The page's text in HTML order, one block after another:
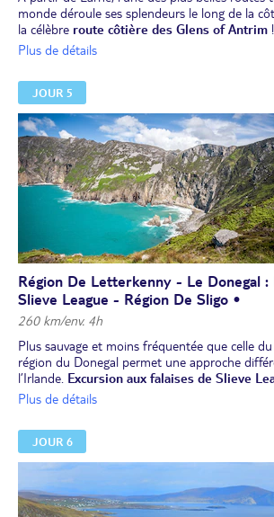
monde déroule ses splendeurs le long de la
la célèbre route côtière des Glens of Antrim
la mer, les vallons ou les hautes terres de
L’après-midi,
interactif
Arrivée àDerryetpetit tour pédestre de la
Dîner et nuit dans la région de Letterkenny.
Plus de détails
JOUR 5
Région De Letterkenny - Le Donegal :
Slieve League - Région De Sligo •
260 km/env. 4h
Plus sauvage et moins fréquentée que celle
région du Donegal permet une approche
l’Irlande. Excursion aux falaises de Slieve
de Glencolumbcille, à l’ouest du comté de
deuxièmes plus hautes d'Europe (601
vous permettra de profiter des plus beaux
apprendra l’histoire et la culture de cette
Déjeuner.
Continuation vers Sligo.
Dîner et nuit dans la région de Sligo.
Plus de détails
JOUR 6